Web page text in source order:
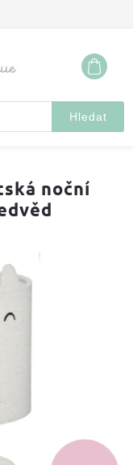
Hledat
noční